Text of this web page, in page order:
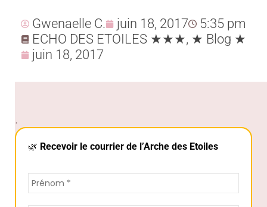
Gwenaelle C. juin 18, 2017
5:35 pm
ECHO DES ETOILES ★★★, ★ Blog ★
juin 18, 2017
.
🌿 Recevoir le courrier de l’Arche des Etoiles